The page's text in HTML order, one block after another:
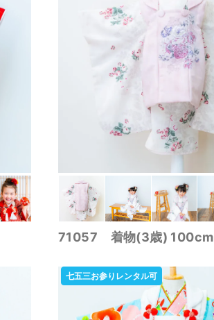
71057 着物(3歳) 100cm
七五三お参りレンタル可